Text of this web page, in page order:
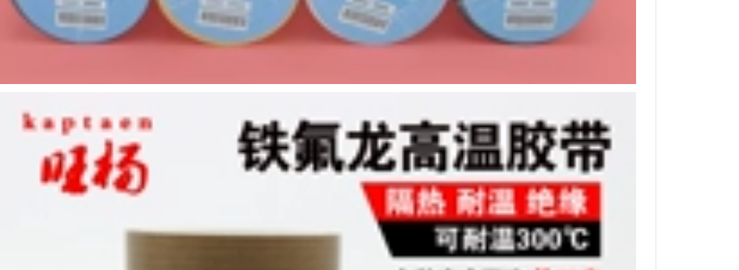
Băng keo cách nhiệt
chống thấm áp suất
nước ngoài trời
nước cuộn đơn
băng dính cách điện
loại to
196,000
Dải băng keo hai
Đám cưới và triển
lãm đế vải hai mặt
sàn không đánh
lại dấu vết Băng keo
hai mặt lưới mờ có
độ nhớt cao băng
keo đen cách điện
độ cao màu xanh lá
cây PET, mạ điện,